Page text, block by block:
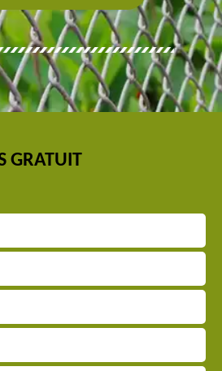
GRATUIT